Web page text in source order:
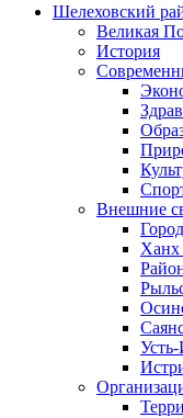
Шелеховский
Великая
История
Внешние